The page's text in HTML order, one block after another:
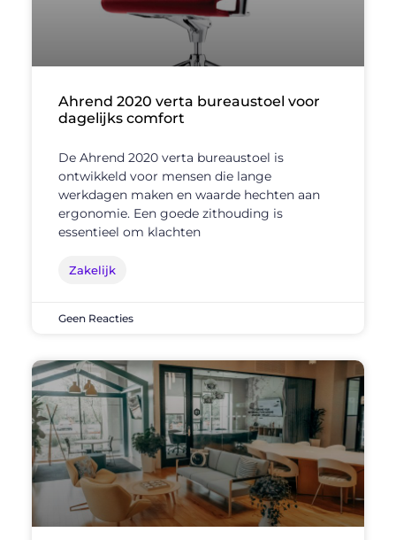
Ahrend 2020 verta bureaustoel voor
dagelijks comfort
De Ahrend 2020 verta bureaustoel is
ontwikkeld voor mensen die lange
werkdagen maken en waarde hechten aan
ergonomie. Een goede zithouding is
essentieel om klachten
Zakelijk
Geen Reacties